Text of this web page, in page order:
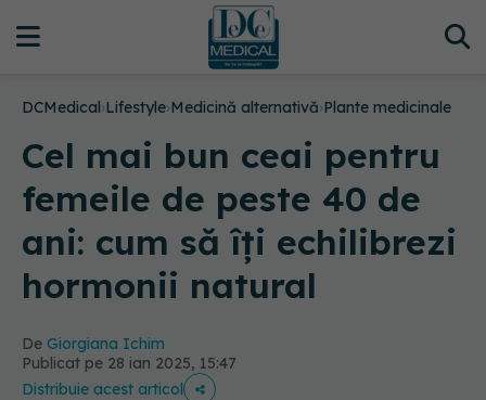
DCMedical›Lifestyle›Medicină alternativă›Plante medicinale
Cel mai bun ceai pentru
femeile de peste 40 de
ani: cum să îți echilibrezi
hormonii natural
De Giorgiana Ichim
Publicat pe 28 ian 2025, 15:47
Distribuie acest articol